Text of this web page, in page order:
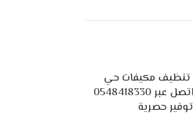
مكيفات حي
النفل اتصل عبر 0548418330
حصرية